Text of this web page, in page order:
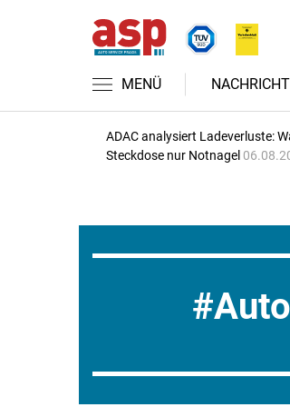
MENÜ
ADAC analysiert Ladeverluste:
Steckdose nur Notnagel